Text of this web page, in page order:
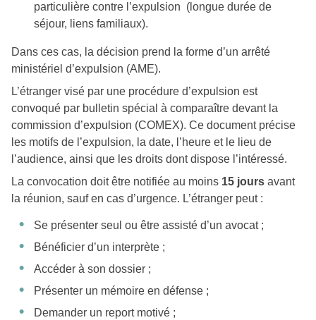
particulière contre l’expulsion (longue durée de
séjour, liens familiaux).
Dans ces cas, la décision prend la forme d’un arrêté
ministériel d’expulsion (AME).
L’étranger visé par une procédure d’expulsion est
convoqué par bulletin spécial à comparaître devant la
commission d’expulsion (COMEX). Ce document précise
les motifs de l’expulsion, la date, l’heure et le lieu de
l’audience, ainsi que les droits dont dispose l’intéressé.
La convocation doit être notifiée au moins 15 jours avant
la réunion, sauf en cas d’urgence. L’étranger peut :
Se présenter seul ou être assisté d’un avocat ;
Bénéficier d’un interprète ;
Accéder à son dossier ;
Présenter un mémoire en défense ;
Demander un report motivé ;